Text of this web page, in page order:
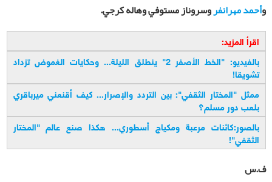
وأحمد مهرانفروسروناز مستوفي وهاله كرجي.
اقرأ المزيد:
بالفيديو: "الخط الأصفر 2" ينطلق الليلة... وحكايات الغموض تزداد
تشويقا!
ممثل "المختار الثقفي": بين التردد والإصرار... كيف أقنعني ميرباقري
بلعب دور مسلم؟
بالصور:كائنات مرعبة ومكياج أسطوري... هكذا صنع عالم "المختار
الثقفي"!
ف.س